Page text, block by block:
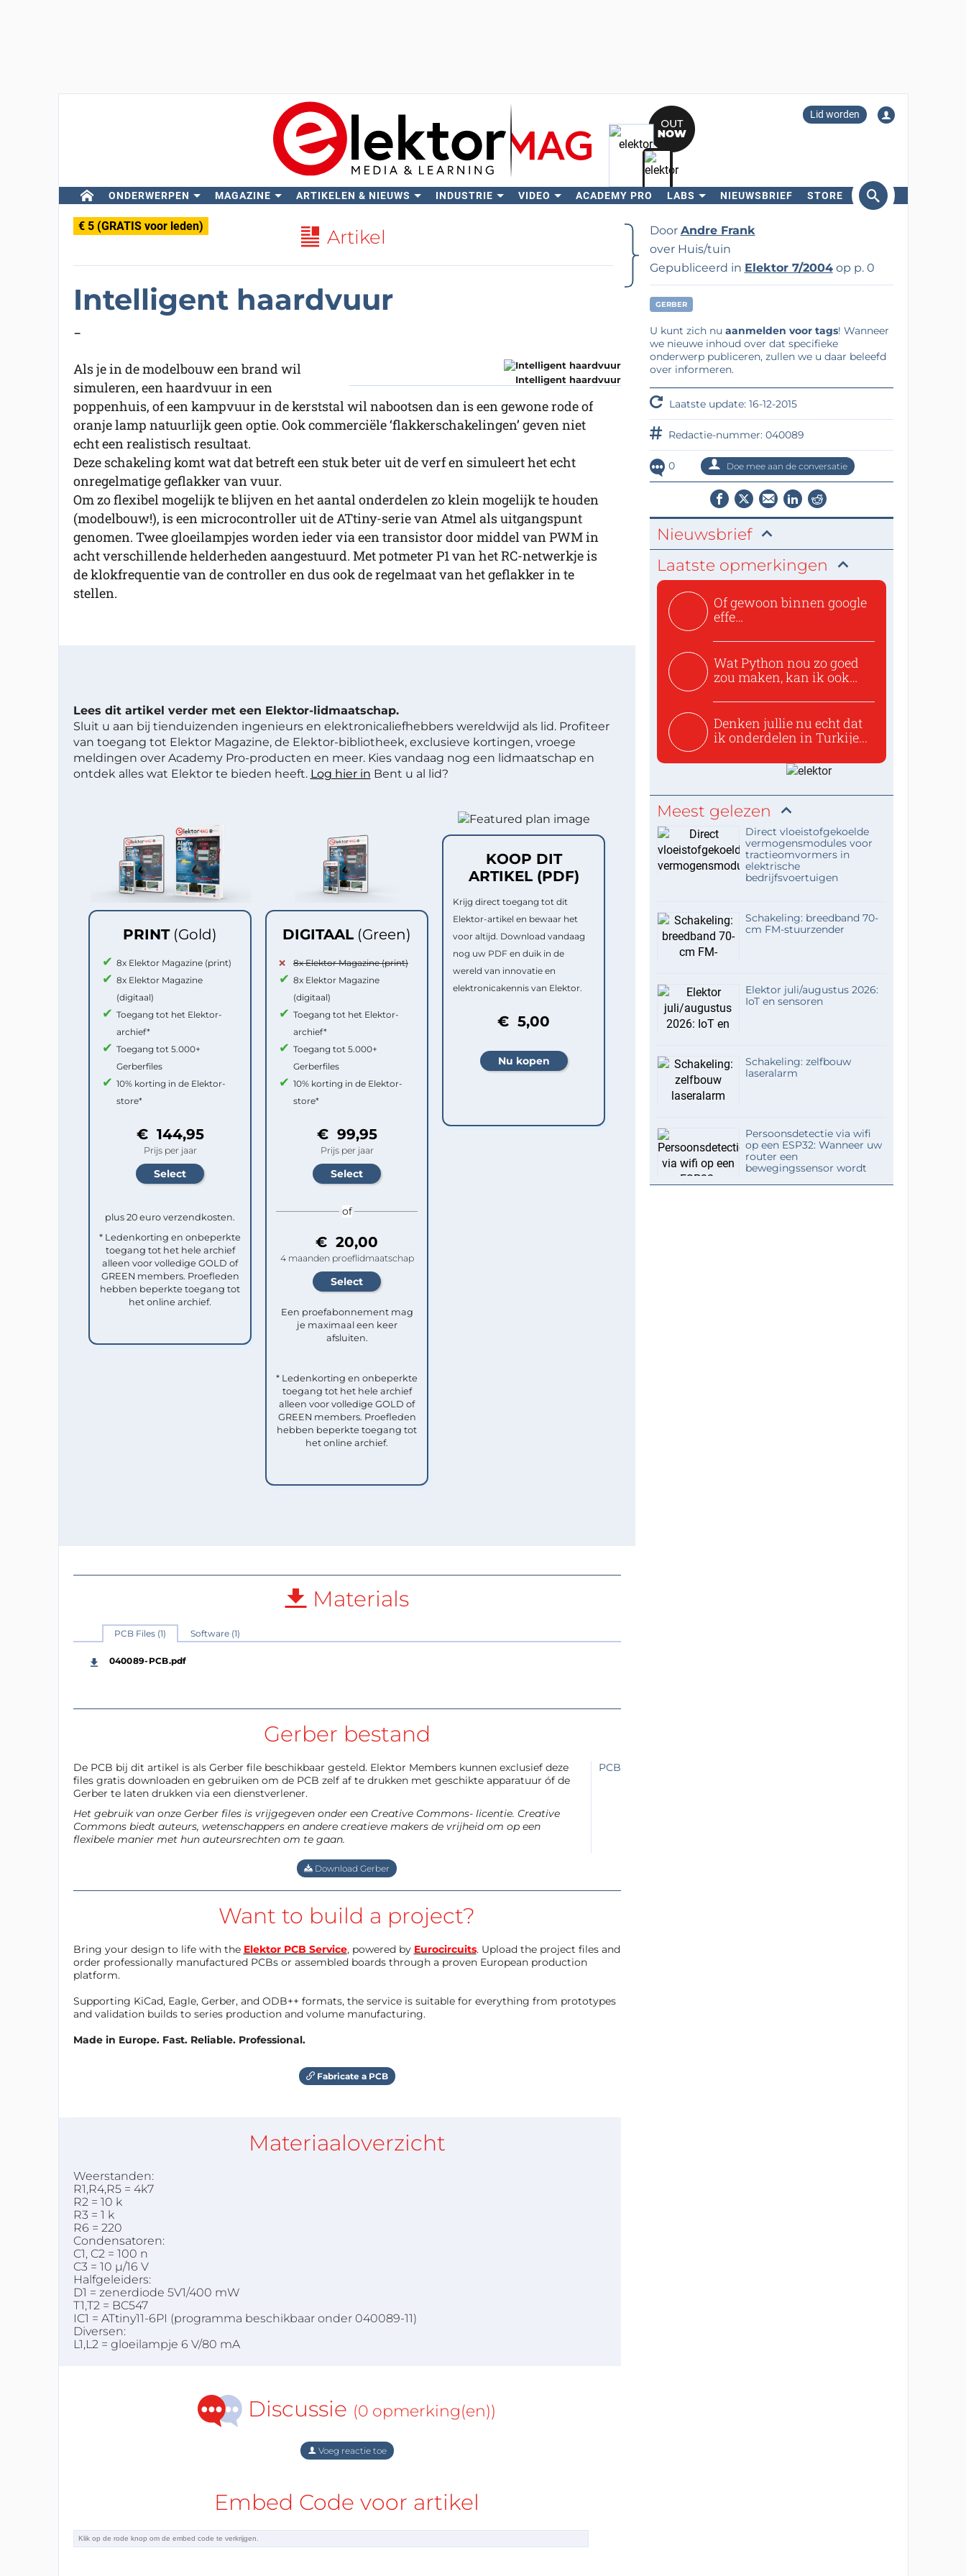
Lid worden
ONDERWERPEN MAGAZINE ARTIKELEN & NIEUWS INDUSTRIE VIDEO ACADEMY PRO LABS NIEUWSBRIEF STORE
€ 5 (GRATIS voor leden) Artikel
Intelligent haardvuur
-
Intelligent haardvuur
Als je in de modelbouw een brand wil
simuleren, een haardvuur in een
poppenhuis, of een kampvuur in de kerststal wil nabootsen dan is een gewone rode of
oranje lamp natuurlijk geen optie. Ook commerciële ‘flakkerschakelingen’ geven niet
echt een realistisch resultaat.
Deze schakeling komt wat dat betreft een stuk beter uit de verf en simuleert het echt
onregelmatige geflakker van vuur.
Om zo flexibel mogelijk te blijven en het aantal onderdelen zo klein mogelijk te houden
(modelbouw!), is een microcontroller uit de ATtiny-serie van Atmel als uitgangspunt
genomen. Twee gloeilampjes worden ieder via een transistor door middel van PWM in
acht verschillende helderheden aangestuurd. Met potmeter P1 van het RC-netwerkje is
de klokfrequentie van de controller en dus ook de regelmaat van het geflakker in te
stellen.
Lees dit artikel verder met een Elektor-lidmaatschap.
Sluit u aan bij tienduizenden ingenieurs en elektronicaliefhebbers wereldwijd als lid. Profiteer
van toegang tot Elektor Magazine, de Elektor-bibliotheek, exclusieve kortingen, vroege
meldingen over Academy Pro-producten en meer. Kies vandaag nog een lidmaatschap en
ontdek alles wat Elektor te bieden heeft. Log hier in Bent u al lid?
PRINT (Gold)
8x Elektor Magazine (print)
8x Elektor Magazine
(digitaal)
Toegang tot het Elektor-
archief*
Toegang tot 5.000+
Gerberfiles
10% korting in de Elektor-
store*
€ 144,95
Prijs per jaar
plus 20 euro verzendkosten.
* Ledenkorting en onbeperkte
toegang tot het hele archief
alleen voor volledige GOLD of
GREEN members. Proefleden
hebben beperkte toegang tot
het online archief.
DIGITAAL (Green)
8x Elektor Magazine (print)
8x Elektor Magazine
(digitaal)
Toegang tot het Elektor-
archief*
Toegang tot 5.000+
Gerberfiles
10% korting in de Elektor-
store*
€ 99,95
Prijs per jaar
of
€ 20,00
4 maanden proeflidmaatschap
Een proefabonnement mag
je maximaal een keer
afsluiten.
* Ledenkorting en onbeperkte
toegang tot het hele archief
alleen voor volledige GOLD of
GREEN members. Proefleden
hebben beperkte toegang tot
het online archief.
KOOP DIT
ARTIKEL (PDF)
Krijg direct toegang tot dit
Elektor-artikel en bewaar het
voor altijd. Download vandaag
nog uw PDF en duik in de
wereld van innovatie en
elektronicakennis van Elektor.
€ 5,00
Materials
PCB Files (1) Software (1)
040089-PCB.pdf
Gerber bestand
De PCB bij dit artikel is als Gerber file beschikbaar gesteld. Elektor Members kunnen exclusief deze
files gratis downloaden en gebruiken om de PCB zelf af te drukken met geschikte apparatuur óf de
Gerber te laten drukken via een dienstverlener.
Het gebruik van onze Gerber files is vrijgegeven onder een Creative Commons- licentie. Creative
Commons biedt auteurs, wetenschappers en andere creatieve makers de vrijheid om op een
flexibele manier met hun auteursrechten om te gaan.
PCB
Download Gerber
Want to build a project?
Bring your design to life with the Elektor PCB Service, powered by Eurocircuits. Upload the project files and
order professionally manufactured PCBs or assembled boards through a proven European production
platform.
Supporting KiCad, Eagle, Gerber, and ODB++ formats, the service is suitable for everything from prototypes
and validation builds to series production and volume manufacturing.
Made in Europe. Fast. Reliable. Professional.
Fabricate a PCB
Materiaaloverzicht
Weerstanden:
R1,R4,R5 = 4k7
R2 = 10 k
R3 = 1 k
R6 = 220
Condensatoren:
C1, C2 = 100 n
C3 = 10 µ/16 V
Halfgeleiders:
D1 = zenerdiode 5V1/400 mW
T1,T2 = BC547
IC1 = ATtiny11-6PI (programma beschikbaar onder 040089-11)
Diversen:
L1,L2 = gloeilampje 6 V/80 mA
Discussie (0 opmerking(en))
Voeg reactie toe
Embed Code voor artikel
Door Andre Frank
over Huis/tuin
Gepubliceerd in Elektor 7/2004op p. 0
GERBER
U kunt zich nu aanmelden voor tags! Wanneer
we nieuwe inhoud over dat specifieke
onderwerp publiceren, zullen we u daar beleefd
over informeren.
Laatste update: 16-12-2015
Redactie-nummer: 040089
0 Doe mee aan de conversatie
Nieuwsbrief
Laatste opmerkingen
Of gewoon binnen google
effe
Wat Python nou zo goed
zou maken, kan ik ook
Denken jullie nu echt dat
ik onderdelen in Turkije...
Meest gelezen
Direct vloeistofgekoelde
vermogensmodules voor
tractieomvormers in
elektrische
bedrijfsvoertuigen
Schakeling: breedband 70-
cm FM-stuurzender
Elektor juli/augustus 2026:
IoT en sensoren
Schakeling: zelfbouw
laseralarm
Persoonsdetectie via wifi
op een ESP32: Wanneer uw
router een
bewegingssensor wordt